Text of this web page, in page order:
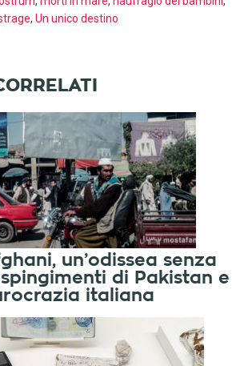
, Un unico destino
un’odissea senza
di Pakistan e
italiana